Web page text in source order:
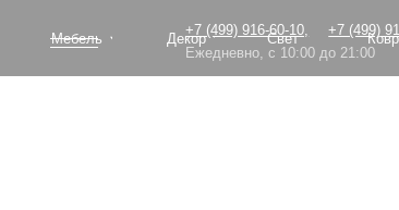
+7 (499) 916-60-66
+7 (499) 916-60-10,
Ежедневно, с 10:00 до 21:00
Свет
Декор
Мебель Ковры